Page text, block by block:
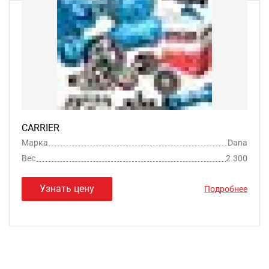
CARRIER
Марка
Dana
Вес
2.300
Узнать цену Подробнее